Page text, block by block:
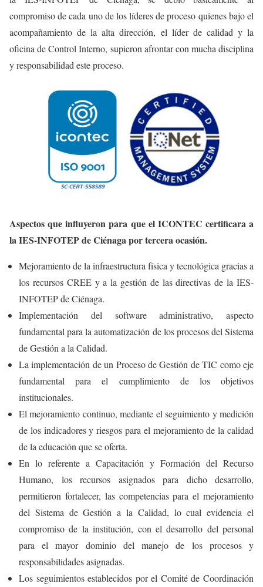
compromiso de cada uno de los líderes de proceso quienes bajo el
acompañamiento de la alta dirección, el líder de calidad y la
oficina de Control Interno, supieron afrontar con mucha disciplina
y responsabilidad este proceso.
Aspectos que influyeron para que el ICONTEC certificara a
la IES-INFOTEP de Ciénaga por tercera ocasión.
Mejoramiento de la infraestructura física y tecnológica gracias a
los recursos CREE y a la gestión de las directivas de la IES-
INFOTEP de Ciénaga.
Implementación del software administrativo, aspecto
fundamental para la automatización de los procesos del Sistema
de Gestión a la Calidad.
La implementación de un Proceso de Gestión de TIC como eje
fundamental para el cumplimiento de los objetivos
institucionales.
El mejoramiento continuo, mediante el seguimiento y medición
de los indicadores y riesgos para el mejoramiento de la calidad
de la educación que se oferta.
En lo referente a Capacitación y Formación del Recurso
Humano, los recursos asignados para dicho desarrollo,
permitieron fortalecer, las competencias para el mejoramiento
del Sistema de Gestión a la Calidad, lo cual evidencia el
compromiso de la institución, con el desarrollo del personal
para el mayor dominio del manejo de los procesos y
responsabilidades asignadas.
Los seguimientos establecidos por el Comité de Coordinación